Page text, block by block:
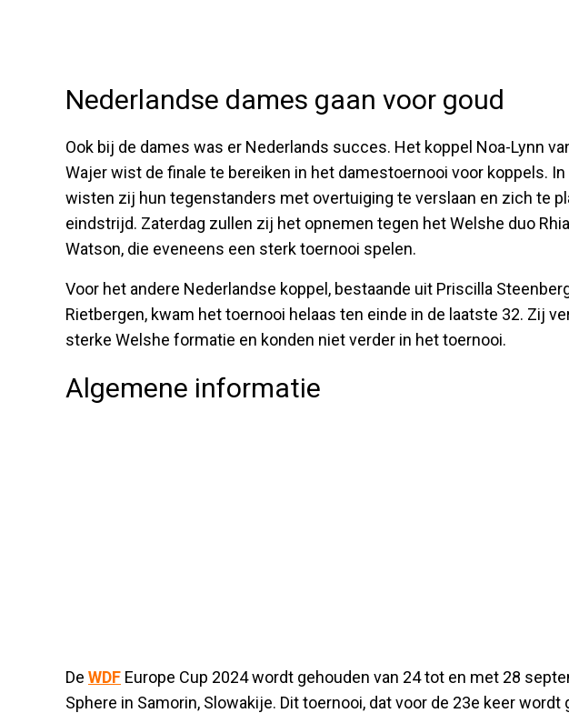
Nederlandse dames gaan voor goud
Ook bij de dames was er Nederlands succes. Het koppel Noa-Lynn
Wajer wist de finale te bereiken in het damestoernooi voor koppels.
wisten zij hun tegenstanders met overtuiging te verslaan en zich te
eindstrijd. Zaterdag zullen zij het opnemen tegen het Welshe duo
Watson, die eveneens een sterk toernooi spelen.
Voor het andere Nederlandse koppel, bestaande uit Priscilla
Rietbergen, kwam het toernooi helaas ten einde in de laatste 32. Zij
sterke Welshe formatie en konden niet verder in het toernooi.
Algemene informatie
De WDF Europe Cup 2024 wordt gehouden van 24 tot en met 28
Sphere in Samorin, Slowakije. Dit toernooi, dat voor de 23e keer wordt